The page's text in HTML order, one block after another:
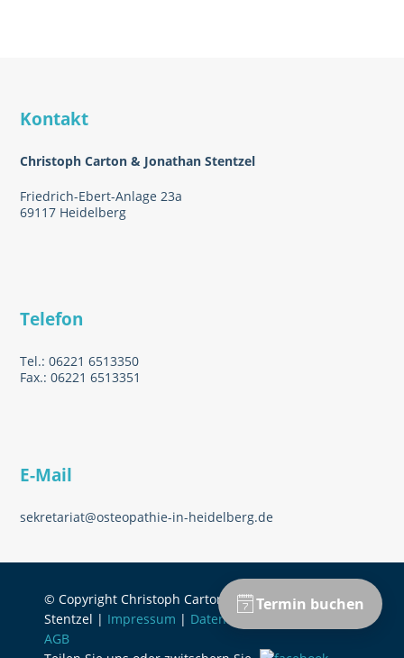
Kontakt
Christoph Carton & Jonathan Stentzel
Friedrich-Ebert-Anlage 23a
69117 Heidelberg
Telefon
Tel.: 06221 6513350
Fax.: 06221 6513351
E-Mail
sekretariat@osteopathie-in-heidelberg.de
© Copyright Christoph Carton & Jonathan
Stentzel | Impressum | Datenschutzerklärung
AGB